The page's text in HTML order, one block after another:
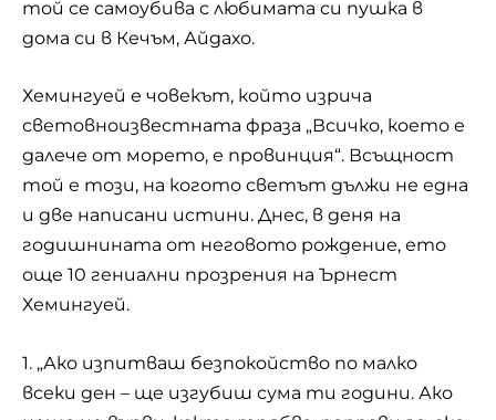
той се самоубива с любимата си пушка в
дома си в Кечъм, Айдахо.
Хемингуей е човекът, който изрича
световноизвестната фраза „Всичко, което е
далече от морето, е провинция“. Всъщност
той е този, на когото светът дължи не една
и две написани истини. Днес, в деня на
годишнината от неговото рождение, ето
още 10 гениални прозрения на Ърнест
Хемингуей.
1. „Ако изпитваш безпокойство по малко
всеки ден – ще изгубиш сума ти години. Ако